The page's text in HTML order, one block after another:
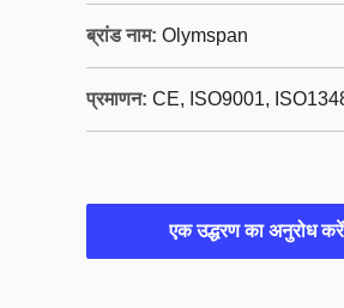
ब्रांड नाम: Olymspan
प्रमाणन: CE, ISO9001,
एक उद्धरण का अनुरोध करें